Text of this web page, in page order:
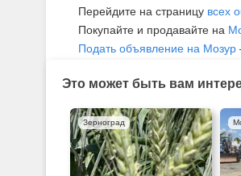
Перейдите на страницу всех
Покупайте и продавайте на
Подать объявление на Мозур
Это может быть вам
Зерноград